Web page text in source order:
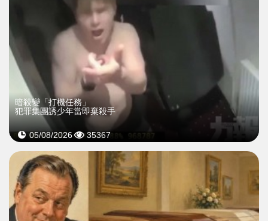
暗殺變「打機任務」
犯罪集團誘少年當即棄殺手
05/08/2026 35367